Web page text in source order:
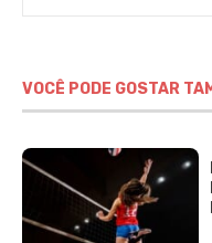
VOCÊ PODE GOSTAR